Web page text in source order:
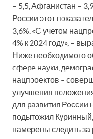
– 5,5, Афганистан –
России этот
3,6%. «С учетом
4% к 2024 году», –
Ниже необходимого
сфере науки,
нацпроектов –
улучшения
для развития России
подытожил
намерены следить за